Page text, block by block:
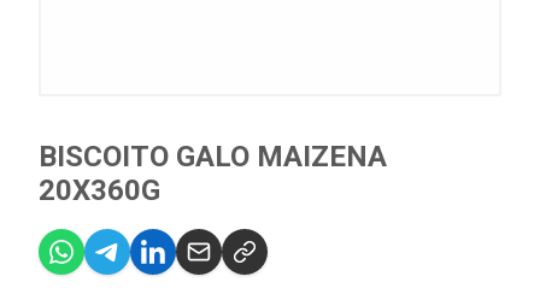
BISCOITO GALO MAIZENA
20X360G